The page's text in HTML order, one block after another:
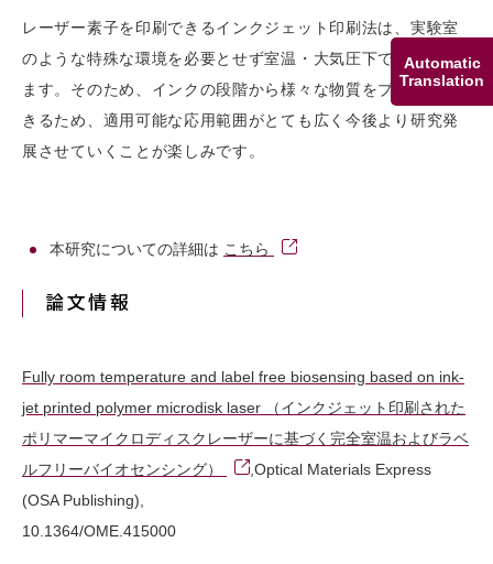
Automatic
Translation
レーザー素子を印刷できるインクジェット印刷法は、実験室
のような特殊な環境を必要とせず室温・大気圧下で利用でき
ます。そのため、インクの段階から様々な物質をブレンドで
きるため、適用可能な応用範囲がとても広く今後より研究発
展させていくことが楽しみです。
本研究についての詳細は こちら
論文情報
Fully room temperature and label free biosensing based on ink-
jet printed polymer microdisk laser （インクジェット印刷された
ポリマーマイクロディスクレーザーに基づく完全室温およびラベ
ルフリーバイオセンシング）
,Optical Materials Express
(OSA Publishing),
10.1364/OME.415000